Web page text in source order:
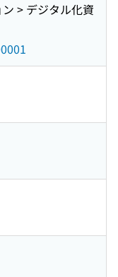
> デジタル化資